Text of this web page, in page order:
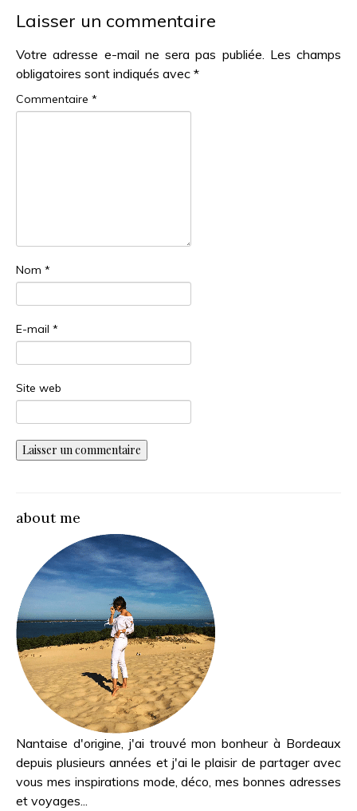
Laisser un commentaire
Votre adresse e-mail ne sera pas publiée. Les champs
obligatoires sont indiqués avec *
Commentaire *
Nom *
E-mail *
Site web
about me
Nantaise d'origine, j'ai trouvé mon bonheur à Bordeaux
depuis plusieurs années et j'ai le plaisir de partager avec
vous mes inspirations mode, déco, mes bonnes adresses
et voyages...